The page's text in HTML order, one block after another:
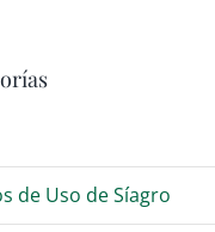
de Uso de Síagro